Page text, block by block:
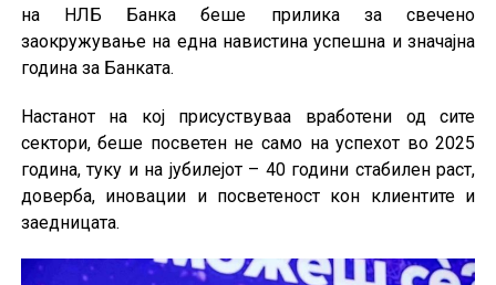
на НЛБ Банка беше прилика за свечено
заокружување на една навистина успешна и значајна
година за Банката.
Настанот на кој присуствуваа вработени од сите
сектори, беше посветен не само на успехот во 2025
година, туку и на јубилејот – 40 години стабилен раст,
доверба, иновации и посветеност кон клиентите и
заедницата.